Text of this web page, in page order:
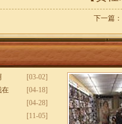
下一篇：
[03-02]
[04-18]
在
[04-28]
[11-05]